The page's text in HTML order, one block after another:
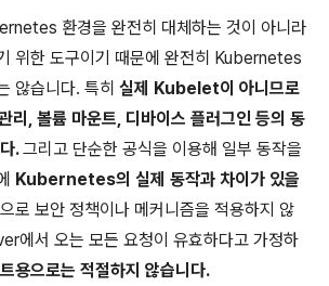
환경을 완전히 대체하는 것이 아니라
위한 도구이기 때문에 완전히 Kubernetes
않습니다. 특히 실제 Kubelet이 아니므로
리, 볼륨 마운트, 디바이스 플러그인 등의 동
.그리고 단순한 공식을 이용해 일부 동작을
Kubernetes의 실제 동작과 차이가 있을
로 보안 정책이나 메커니즘을 적용하지 않
에서 오는 모든 요청이 유효하다고 가정하
용으로는 적절하지 않습니다.